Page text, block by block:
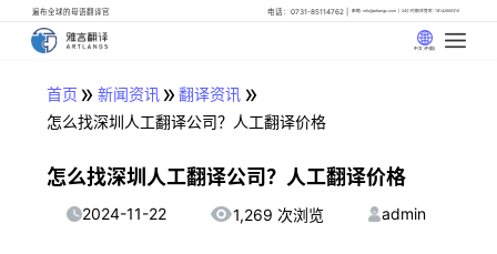
遍布全球的母语翻译官 电话：0731-85114762 邮箱: info@artlangs.com 24小时翻译管家: 18142666316
中文 (中国)
首页 » 新闻资讯» 翻译资讯 »
怎么找深圳人工翻译公司？人工翻译价格
怎么找深圳人工翻译公司？人工翻译价格
2024-11-22 1,269 次浏览 admin